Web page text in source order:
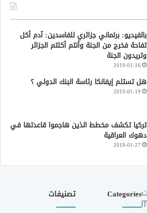
بالفيديو: برلماني جزائري للفاسدين: آدم أكل
تفاحة فخرج من الجنة وأنتم أكلتم الجزائر
وتريدون الجنة
2019-01-16
هل تستلم إيفانكا رئاسة البنك الدولي ؟
2019-01-19
تركيا تكشف مخطط الذين هاجموا قاعدتها في
دهوك العراقية
2019-01-27
Categories تصنيفات